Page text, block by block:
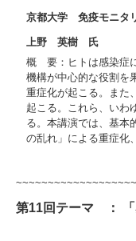
京都大学 免疫モニタ
上野 英樹 氏
概 要：ヒトは感染症
機構が中心的な役割を
重症化が起こる。また
起こる。これら、いわ
る。本講演では、基本
の乱れ」による重症化
第11回テーマ ： 「
－パート